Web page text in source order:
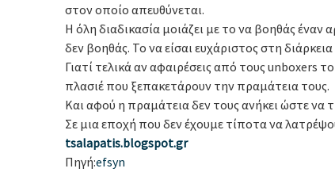
στον οποίο απευθύνεται.
Η όλη διαδικασία μοιάζει με το να βοηθάς
δεν βοηθάς. Το να είσαι ευχάριστος στη
Γιατί τελικά αν αφαιρέσεις από τους unboxers
πλασιέ που ξεπακετάρουν την πραμάτεια τους.
Και αφού η πραμάτεια δεν τους ανήκει ώστε να
Σε μια εποχή που δεν έχουμε τίποτα να
tsalapatis.blogspot.gr
Πηγή:efsyn